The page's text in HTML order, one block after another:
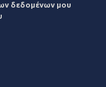
δεδομένων μου